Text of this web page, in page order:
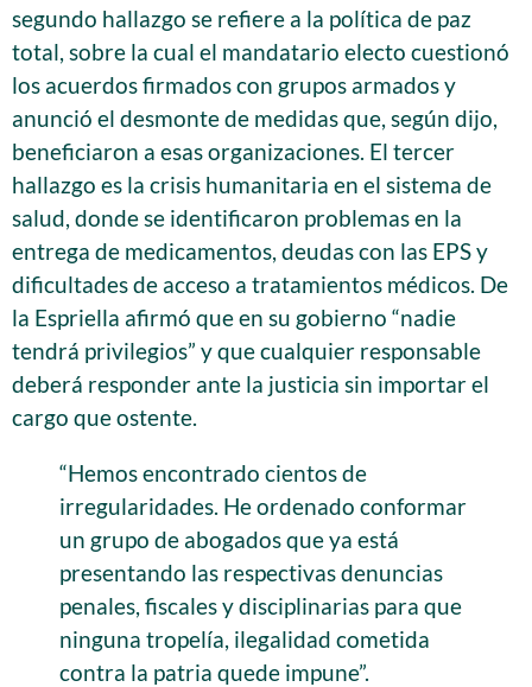
segundo hallazgo se refiere a la política de paz
total, sobre la cual el mandatario electo cuestionó
los acuerdos firmados con grupos armados y
anunció el desmonte de medidas que, según dijo,
beneficiaron a esas organizaciones. El tercer
hallazgo es la crisis humanitaria en el sistema de
salud, donde se identificaron problemas en la
entrega de medicamentos, deudas con las EPS y
dificultades de acceso a tratamientos médicos. De
la Espriella afirmó que en su gobierno “nadie
tendrá privilegios” y que cualquier responsable
deberá responder ante la justicia sin importar el
cargo que ostente.
“Hemos encontrado cientos de
irregularidades. He ordenado conformar
un grupo de abogados que ya está
presentando las respectivas denuncias
penales, fiscales y disciplinarias para que
ninguna tropelía, ilegalidad cometida
contra la patria quede impune”.